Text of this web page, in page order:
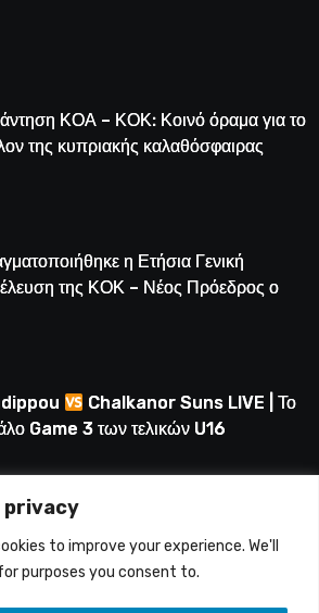
privacy
to improve your experience. We'll
purposes you consent to.
ΚΟΑ – ΚΟΚ: Κοινό όραμα για το
της κυπριακής καλαθόσφαιρας
η Ετήσια Γενική
της ΚΟΚ – Νέος Πρόεδρος ο
Chalkanor Suns LIVE | Το
Game 3 των τελικών U16
| Ύδρα Ασφαλιστική ΕΝΑΔ vs
Πάφου